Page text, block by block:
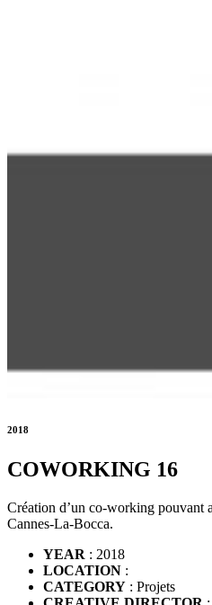
2018
COWORKING 16
Création d’un co-working pouvant
Cannes-La-Bocca.
YEAR : 2018
LOCATION :
CATEGORY : Projets